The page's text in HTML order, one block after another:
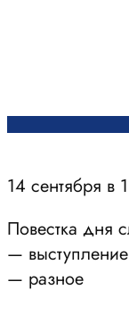
14 сентября в
Повестка дня
—
— разное